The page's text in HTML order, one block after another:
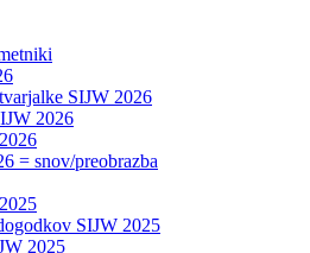
SIJW 2026
2026
= snov/preobrazba
SIJW 2025
2025